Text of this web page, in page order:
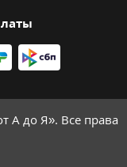
А до Я». Все права